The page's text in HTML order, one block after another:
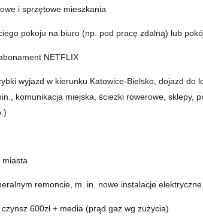
i sprzętowe mieszkania
pokoju na biuro (np. pod pracę zdalną) lub
NETFLIX
wyjazd w kierunku Katowice-Bielsko, dojazd do
komunikacja miejska, ścieżki rowerowe, sklepy,
miasta
remoncie, m. in. nowe instalacje
600zł + media (prąd gaz wg zużycia)